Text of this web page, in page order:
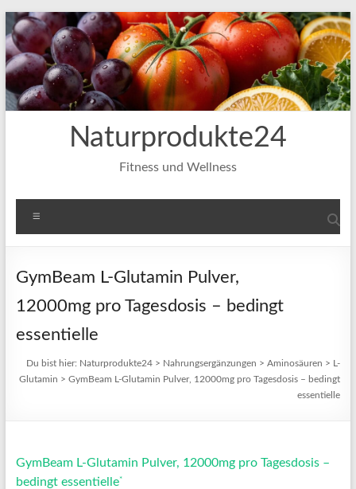
Zum
Inhalt
springen
Naturprodukte24
Fitness und Wellness
GymBeam L-Glutamin Pulver,
12000mg pro Tagesdosis – bedingt
essentielle
Du bist hier: Naturprodukte24 > Nahrungsergänzungen >Aminosäuren > L-
Glutamin >GymBeam L-Glutamin Pulver, 12000mg pro Tagesdosis – bedingt
essentielle
GymBeam L-Glutamin Pulver, 12000mg pro Tagesdosis –
bedingt essentielle*